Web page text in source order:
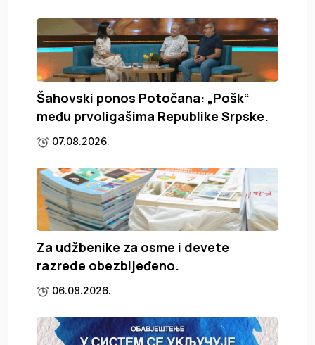
Šahovski ponos Potočana: „Pošk“
među prvoligašima Republike Srpske.
07.08.2026.
Za udžbenike za osme i devete
razrede obezbijeđeno.
06.08.2026.